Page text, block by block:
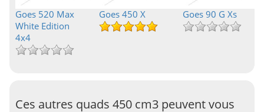
Goes 520 Max
White Edition
4x4
Goes 450 X Goes 90 G Xs
Ces autres quads 450 cm3 peuvent vous